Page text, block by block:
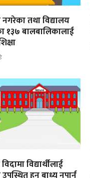
नगरेका तथा विद्यालय
१३७ बालबालिकालाई
विद्यार्थीलाई